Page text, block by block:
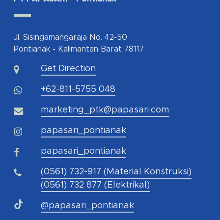
Jl. Sisingamangaraja No. 42-50
Pontianak - Kalimantan Barat 78117
Get Direction
+62-811-5755 048
marketing_ptk@papasari.com
papasari_pontianak
papasari_pontianak
(0561) 732-917 (Material Konstruksi)
(0561) 732 877 (Elektrikal)
@papasari_pontianak